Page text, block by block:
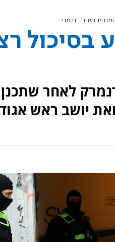
היהודי גרמני
בסיכול
לאחר
יושב ראש